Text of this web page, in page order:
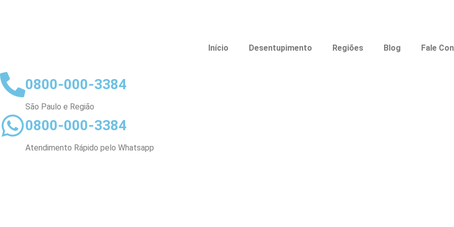
Início Desentupimento Regiões Blog Fale
0800-000-3384
São Paulo e Região
0800-000-3384
Atendimento Rápido pelo Whatsapp